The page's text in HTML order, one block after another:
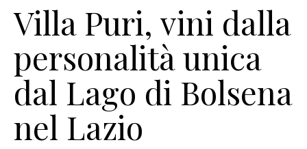
Villa Puri, vini dalla
personalità unica
dal Lago di Bolsena
nel Lazio